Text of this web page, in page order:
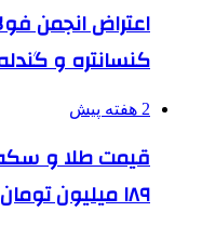
اعتراض انجمن
کنسانتره و
2 هفته پیش
قیمت طلا و سکه
۱۸۹ میلیون تومان